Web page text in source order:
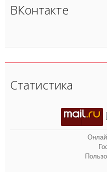
ВКонтакте
Статистика